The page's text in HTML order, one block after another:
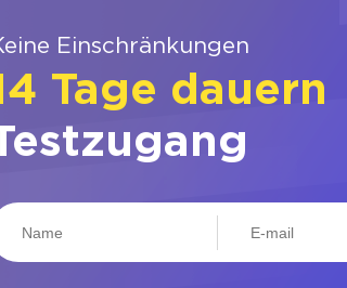
Einschränkungen
Tage dauern